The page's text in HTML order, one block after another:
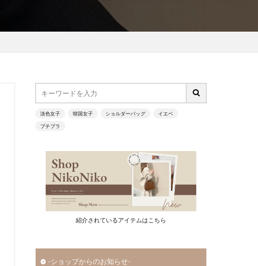
淡色女子 韓国女子 ショルダーバッグ イエベ
プチプラ
紹介されているアイテムはこちら
-ショップからのお知らせ-